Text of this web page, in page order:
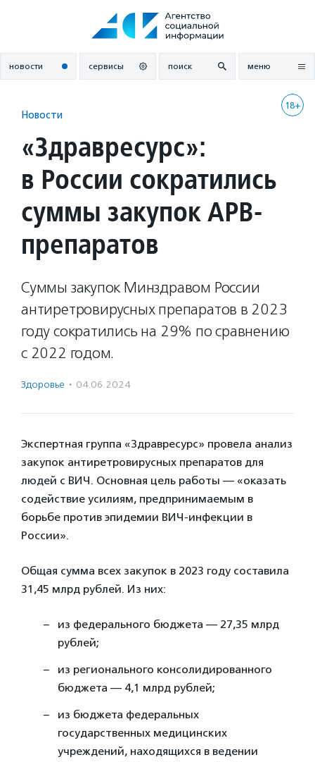
новости сервисы поиск меню
18+
Новости
«Здравресурс»:
в России сократились
суммы закупок АРВ-
препаратов
Суммы закупок Минздравом России
антиретровирусных препаратов в 2023
году сократились на 29% по сравнению
с 2022 годом.
Здоровье · 04.06.2024
Экспертная группа «Здравресурс» провела анализ
закупок антиретровирусных препаратов для
людей с ВИЧ. Основная цель работы — «оказать
содействие усилиям, предпринимаемым в
борьбе против эпидемии ВИЧ-инфекции в
России».
Общая сумма всех закупок в 2023 году составила
31,45 млрд рублей. Из них:
из федерального бюджета — 27,35 млрд
рублей;
из регионального консолидированного
бюджета — 4,1 млрд рублей;
из бюджета федеральных
государственных медицинских
учреждений, находящихся в ведении